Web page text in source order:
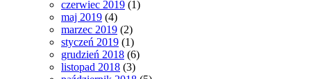
czerwiec 2019 (1)
maj 2019 (4)
marzec 2019 (2)
styczeń 2019 (1)
grudzień 2018 (6)
listopad 2018 (3)